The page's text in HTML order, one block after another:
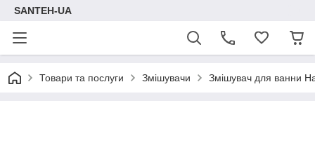
SANTEH-UA
Товари та послуги Змішувачи Змішувач для ванни